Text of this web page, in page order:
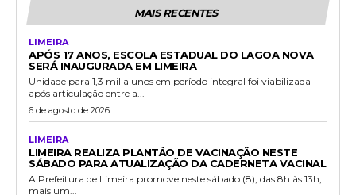
MAIS RECENTES
LIMEIRA
APÓS 17 ANOS, ESCOLA ESTADUAL DO LAGOA NOVA
SERÁ INAUGURADA EM LIMEIRA
Unidade para 1,3 mil alunos em período integral foi viabilizada
após articulação entre a...
6 de agosto de 2026
LIMEIRA
LIMEIRA REALIZA PLANTÃO DE VACINAÇÃO NESTE
SÁBADO PARA ATUALIZAÇÃO DA CADERNETA VACINAL
A Prefeitura de Limeira promove neste sábado (8), das 8h às 13h,
mais um...